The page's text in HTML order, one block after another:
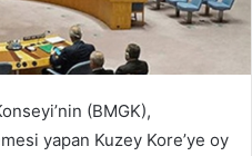
(BMGK),
yapan Kuzey Kore’ye oy